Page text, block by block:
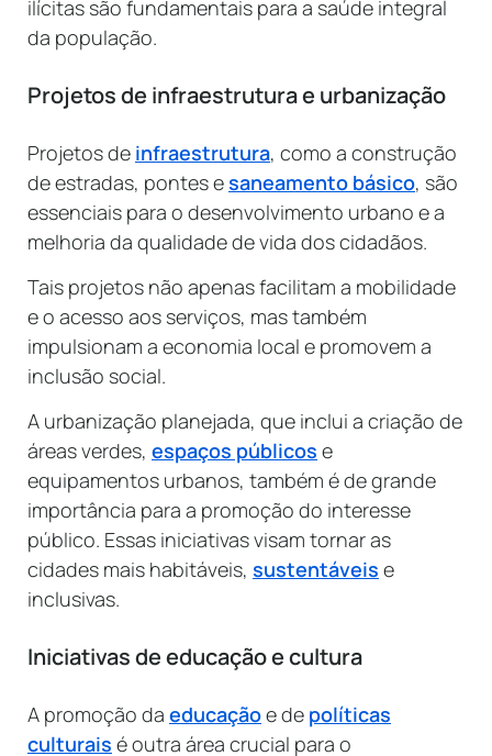
ilícitas são fundamentais para a saúde integral
da população.
Projetos de infraestrutura e urbanização
Projetos de infraestrutura, como a construção
de estradas, pontes esaneamento básico, são
essenciais para o desenvolvimento urbano e a
melhoria da qualidade de vida dos cidadãos.
Tais projetos não apenas facilitam a mobilidade
e o acesso aos serviços, mas também
impulsionam a economia local e promovem a
inclusão social.
A urbanização planejada, que inclui a criação de
áreas verdes, espaços públicos e
equipamentos urbanos, também é de grande
importância para a promoção do interesse
público. Essas iniciativas visam tornar as
cidades mais habitáveis, sustentáveis e
inclusivas.
Iniciativas de educação e cultura
A promoção da educaçãoe de políticas
culturais é outra área crucial para o